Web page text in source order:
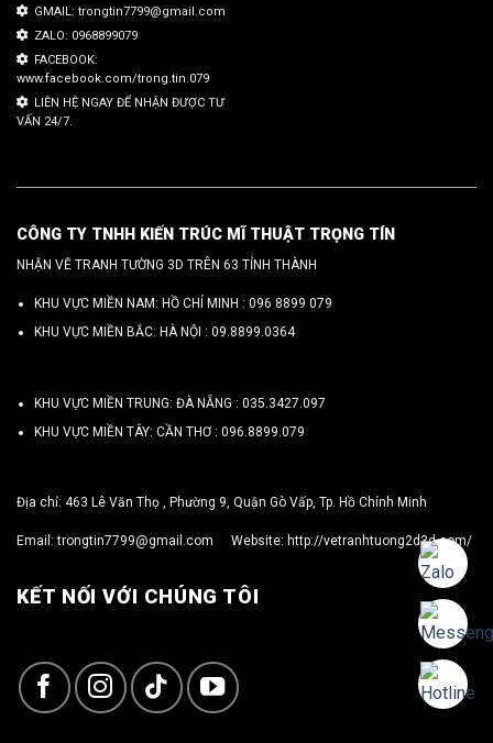
GMAIL: trongtin7799@gmail.com
ZALO: 0968899079
FACEBOOK:
www.facebook.com/trong.tin.079
LIÊN HỆ NGAY ĐỂ NHẬN ĐƯỢC TƯ
VẤN 24/7.
CÔNG TY TNHH KIẾN TRÚC MĨ THUẬT TRỌNG TÍN
NHẬN VẼ TRANH TƯỜNG 3D TRÊN 63 TỈNH THÀNH
KHU VỰC MIỀN NAM: HỒ CHÍ MINH : 096 8899 079
KHU VỰC MIỀN BẮC: HÀ NỘI : 09.8899.0364
KHU VỰC MIỀN TRUNG: ĐÀ NẴNG : 035.3427.097
KHU VỰC MIỀN TÂY: CẦN THƠ : 096.8899.079
Địa chỉ: 463 Lê Văn Thọ , Phường 9, Quận Gò Vấp, Tp. Hồ Chính Minh
Email:trongtin7799@gmail.com Website: http://vetranhtuong2d3d.com/
KẾT NỐI VỚI CHÚNG TÔI